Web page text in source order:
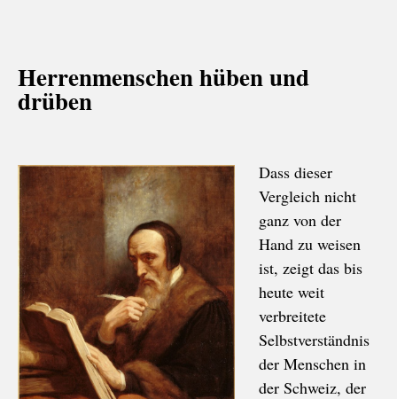
Herrenmenschen hüben und
drüben
Dass dieser
Vergleich nicht
ganz von der
Hand zu weisen
ist, zeigt das bis
heute weit
verbreitete
Selbstverständnis
der Menschen in
der Schweiz, der